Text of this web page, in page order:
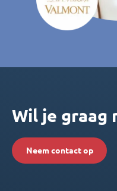
Wil je graag
Neem contact op